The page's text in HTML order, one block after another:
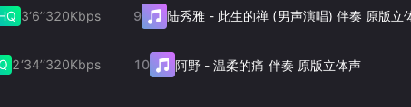
3‘6’‘320Kbps
2‘34’‘320Kbps
9 陆秀雅- 此生的禅 (男声演唱) 伴奏 原版立
10 阿野-温柔的痛 伴奏 原版立体声